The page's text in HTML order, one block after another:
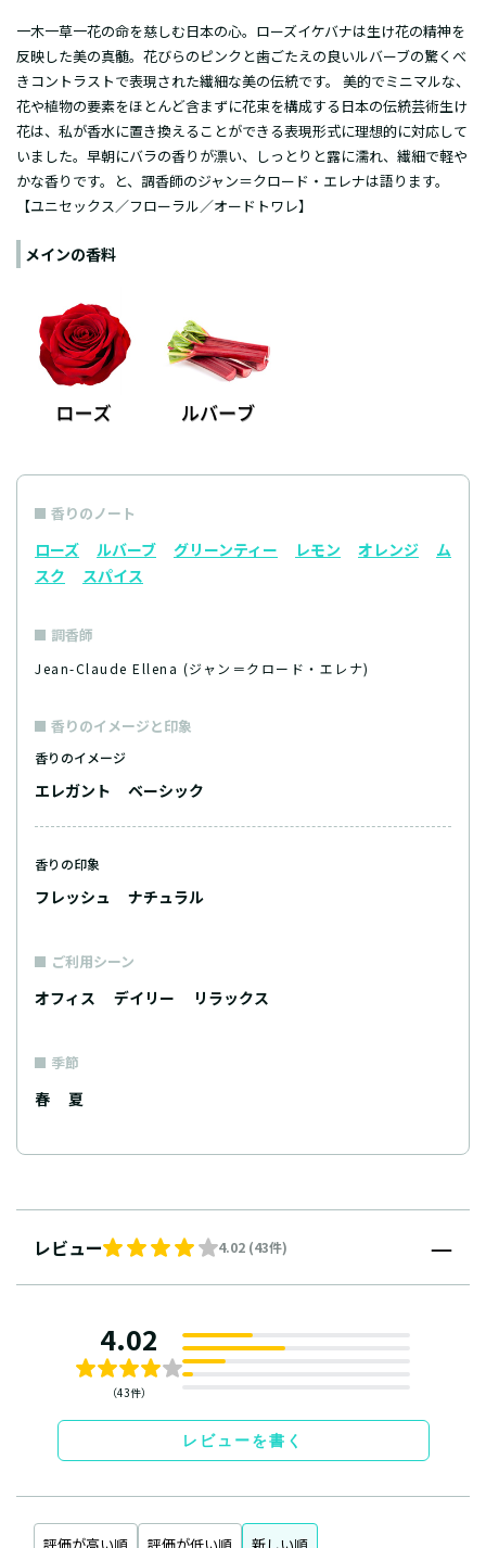
一木一草一花の命を慈しむ日本の心。ローズイケバナは生け花の精神を
反映した美の真髄。花びらのピンクと歯ごたえの良いルバーブの驚くべ
きコントラストで表現された繊細な美の伝統です。 美的でミニマルな、
花や植物の要素をほとんど含まずに花束を構成する日本の伝統芸術生け
花は、私が香水に置き換えることができる表現形式に理想的に対応して
いました。早朝にバラの香りが漂い、しっとりと露に濡れ、繊細で軽や
かな香りです。と、調香師のジャン＝クロード・エレナは語ります。
【ユニセックス／フローラル／オードトワレ】
メインの香料
香りのノート
ローズ ルバーブ グリーンティー レモン オレンジ
ム
スク
スパイス
調香師
Jean-Claude Ellena (ジャン＝クロード・エレナ)
香りのイメージと印象
香りのイメージ
エレガント ベーシック
香りの印象
フレッシュ ナチュラル
ご利用シーン
オフィス デイリー リラックス
季節
春 夏
レビュー 4.02 (43件)
4.02
（43件）
レビューを書く